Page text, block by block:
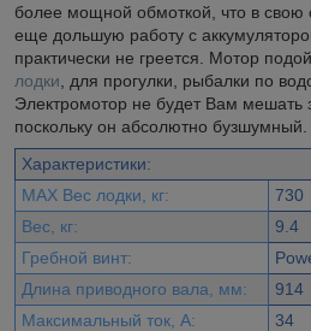
более мощной обмоткой, что в свою
еще дольшую работу с
практически не греется. Мотор
лодки , для прогулки, рыбалки по
Электромотор не будет Вам мешать
поскольку он абсолютно бузшумный.
Характеристики:
MAX Вес лодки, кг:
730
Вес, кг:
9.4
Гребной винт:
Длина приводного вала, мм:
914
Максимальный ток, A:
34